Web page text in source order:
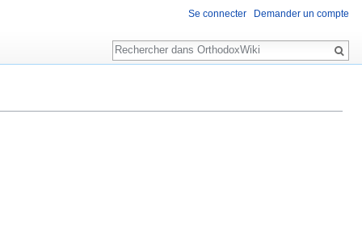
Se connecter Demander un compte
Rechercher